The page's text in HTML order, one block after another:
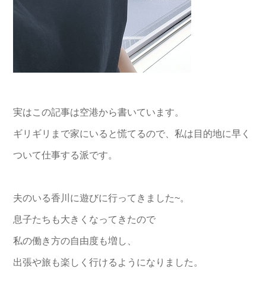
実はこの記事は空港から書いています。
ギリギリまで家にいると慌てるので、私は目的地に早く
ついて仕事する派です。
夫のいる香川に遊びに行ってきました~。
息子たちも大きくなってきたので
私の働き方の自由度も増し、
出張や旅も楽しく行けるようになりました。